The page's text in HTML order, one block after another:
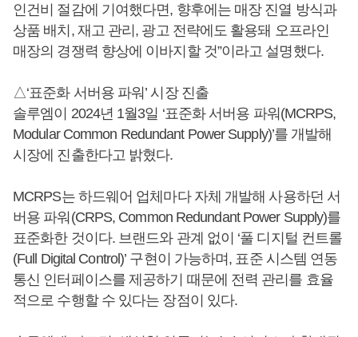
인건비 절감에 기여했다면, 향후에는 매장 진열 방식과
상품 배치, 재고 관리, 광고 전략에도 활용돼 오프라인
매장의 경쟁력 향상에 이바지할 것”이라고 설명했다.
△‘표준화 서버용 파워’ 시장 진출
솔루엠이 2024년 1월3일 ‘표준화 서버용 파워(MCRPS,
Modular Common Redundant Power Supply)’를 개발해
시장에 진출한다고 밝혔다.
MCRPS는 하드웨어 업체마다 자체 개발해 사용하던 서
버용 파워(CRPS, Common Redundant Power Supply)를
표준화한 것이다. 브랜드와 관계 없이 ‘풀 디지털 컨트롤
(Full Digital Control)’ 구현이 가능하며, 표준 시스템 연동
통신 인터페이스를 제공하기 때문에 전력 관리를 효율
적으로 수행할 수 있다는 장점이 있다.